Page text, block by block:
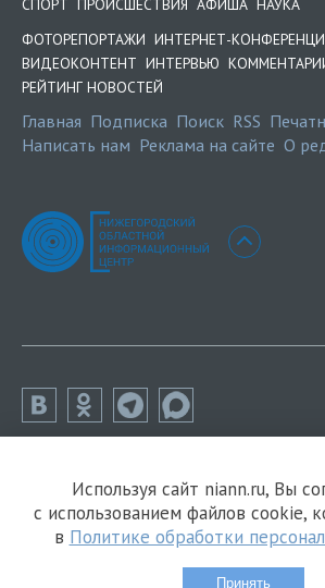
СПОРТ ПРОИСШЕСТВИЯ АФИША НАУКА
ФОТОРЕПОРТАЖИ ИНТЕРНЕТ-
ВИДЕОКОНТЕНТ ИНТЕРВЬЮ
РЕЙТИНГ НОВОСТЕЙ
Главная Подписка Поиск RSS
Написать нам Реклама на сайте О
Используя сайт niann.ru, Вы
с использованием файлов cookie,
в Политике обработки
Принять